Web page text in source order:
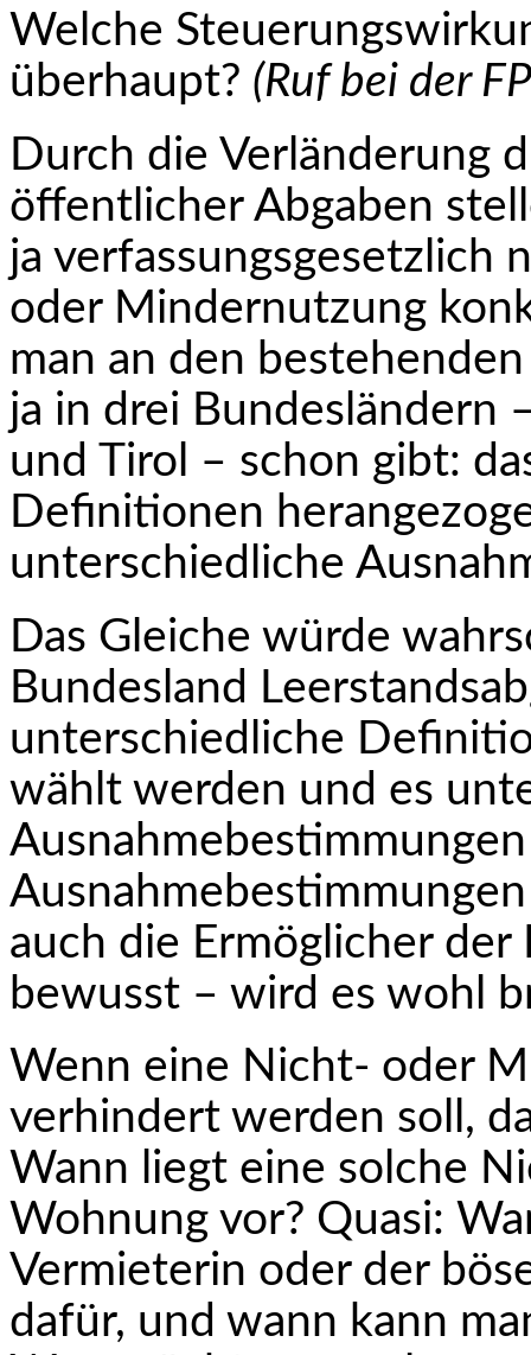
Welche
überhaupt? (Ruf bei der
Durch die Verländerung
öffentlicher Abgaben
ja verfassungsgesetzlich
oder Mindernutzung
man an den
ja in drei Bundeslän­dern
und Tirol – schon gibt:
Definitionen
unterschiedliche
Das Gleiche würde
Bundesland
unterschiedliche
wählt werden und es
auch die Ermöglicher
bewusst – wird es wohl
Wenn eine Nicht- oder
verhindert werden soll,
Wann liegt eine solche
Wohnung vor? Quasi:
Vermieterin oder der
dafür, und wann kann